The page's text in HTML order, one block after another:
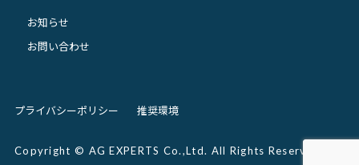
お知らせ
お問い合わせ
プライバシーポリシー 推奨環境
Copyright © AG EXPERTS Co.,Ltd. All Rights Reserved.